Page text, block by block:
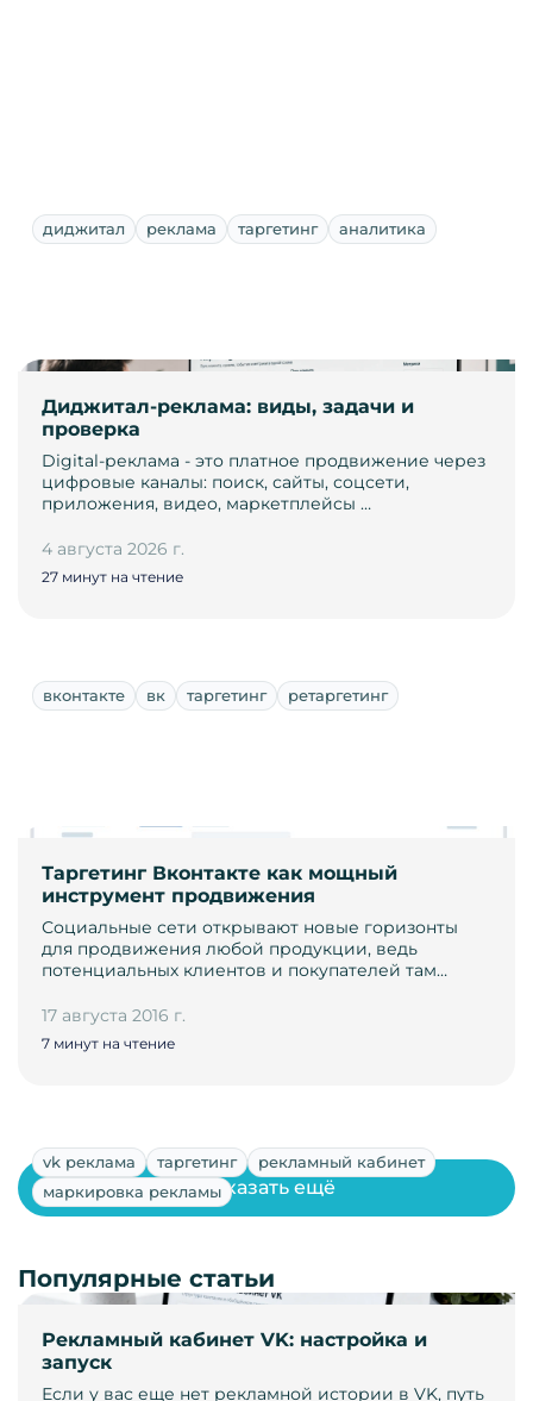
диджитал реклама таргетинг аналитика
Диджитал-реклама: виды, задачи и
проверка
Digital-реклама - это платное продвижение через
цифровые каналы: поиск, сайты, соцсети,
приложения, видео, маркетплейсы …
4 августа 2026 г.
27 минут на чтение
вконтакте вк таргетинг ретаргетинг
Таргетинг Вконтакте как мощный
инструмент продвижения
Социальные сети открывают новые горизонты
для продвижения любой продукции, ведь
потенциальных клиентов и покупателей там…
17 августа 2016 г.
7 минут на чтение
vk реклама таргетинг
рекламный кабинет
маркировка рекламы
Рекламный кабинет VK: настройка и
запуск
Если у вас еще нет рекламной истории в VK, путь
Показать ещё
Популярные статьи